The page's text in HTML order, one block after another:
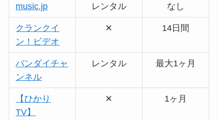
music.jp レンタル なし
クランクイ
ン！ビデオ
✕ 14日間
バンダイチャ
ンネル
レンタル 最大1ヶ月
【ひかり
TV】
✕ 1ヶ月